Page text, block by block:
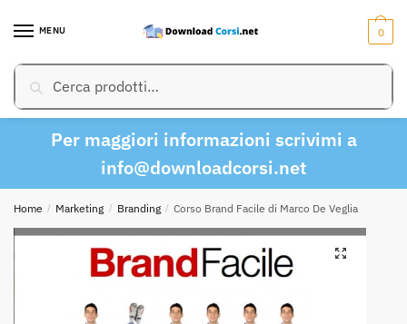
MENU
Cerca:Cerca
0
Per maggiori informazioni scrivimi a
info@downloadcorsi.net
Home / Marketing / Branding / Corso Brand Facile di Marco De Veglia